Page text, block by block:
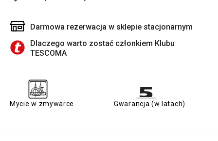
Darmowa rezerwacja w sklepie stacjonarnym
Dlaczego warto zostać członkiem Klubu
TESCOMA
Mycie w zmywarce Gwarancja (w latach)